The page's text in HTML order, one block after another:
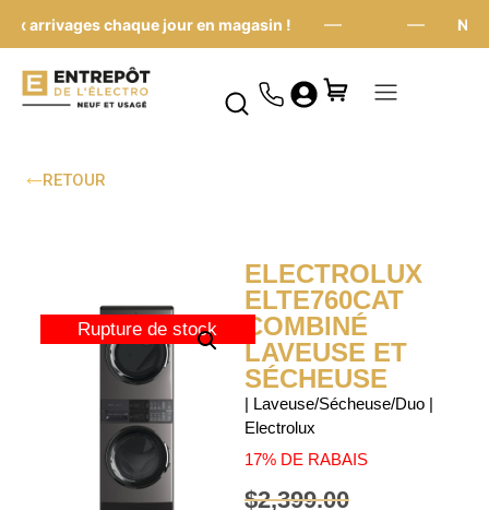
arrivages chaque jour en magasin ! — —
RETOUR
Rupture de stock
ELECTROLUX
ELTE760CAT
COMBINÉ
LAVEUSE ET
SÉCHEUSE
| Laveuse/Sécheuse/Duo |
Electrolux
17% DE RABAIS
$2,399.00